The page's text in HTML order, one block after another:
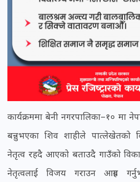
कार्यक्रममा बेनी नगरपालिका–१० मा
बन्नुभएका शिव शाहीले पात्लेखेतको
नेतृत्व रहदै आएको बताउदै गाउँको
नेतृत्वलाई विजय गराउन आग्रह